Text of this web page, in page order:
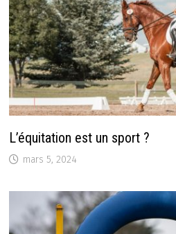
L’équitation est un sport ?
mars 5, 2024